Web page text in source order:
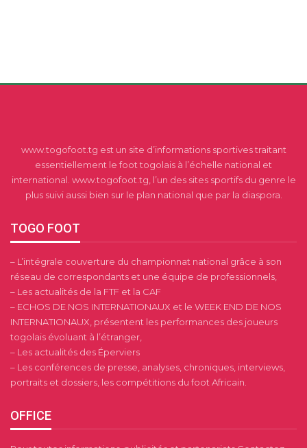
www.togofoot.tg est un site d’informations sportives traitant
essentiellement le foot togolais à l’échelle national et
international. www.togofoot.tg, l’un des sites sportifs du genre le
plus suivi aussi bien sur le plan national que par la diaspora.
TOGO FOOT
– L’intégrale couverture du championnat national grâce à son
réseau de correspondants et une équipe de professionnels,
– Les actualités de la FTF et la CAF
– ECHOS DE NOS INTERNATIONAUX et le WEEK END DE NOS
INTERNATIONAUX, présentent les performances des joueurs
togolais évoluant à l’étranger,
– Les actualités des Éperviers
– Les conférences de presse, analyses, chroniques, interviews,
portraits et dossiers, les compétitions du foot Africain.
OFFICE